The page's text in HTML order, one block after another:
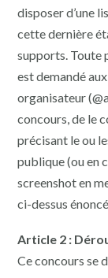
disposer d’une
cette dernière
supports. Toute
est demandé
organisateur
concours, de le
précisant le ou
publique (ou en
screenshot en
ci-dessus
Article 2 :
Ce concours se